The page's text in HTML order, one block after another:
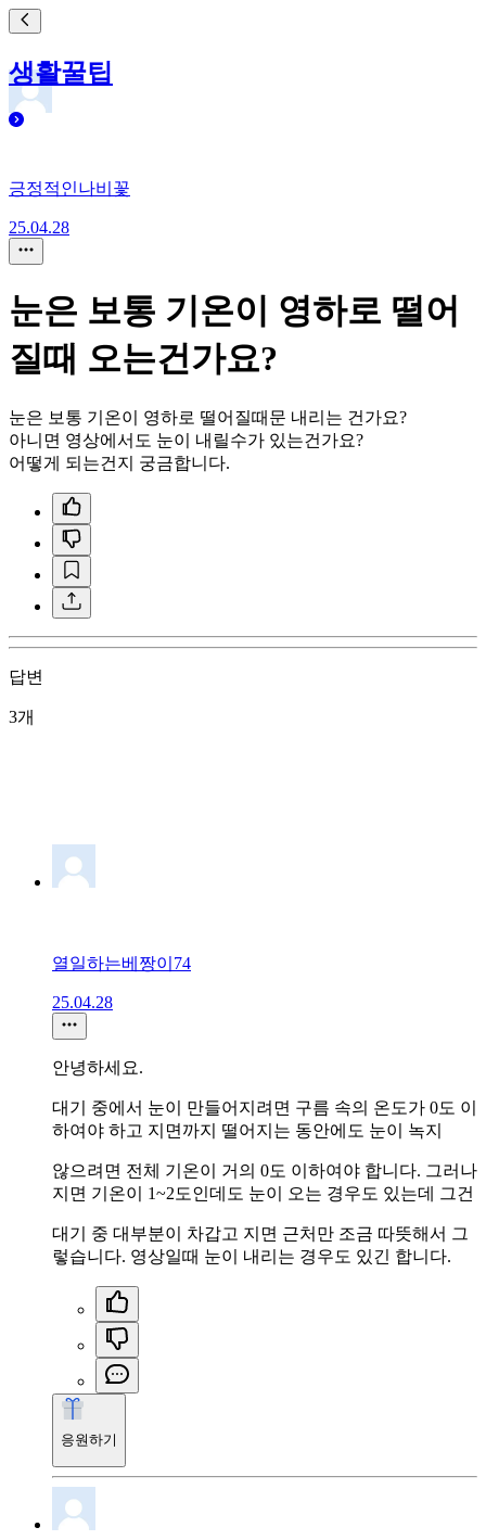
생활꿀팁
긍정적인나비꽃
25.04.28
눈은 보통 기온이 영하로 떨어
질때 오는건가요?
눈은 보통 기온이 영하로 떨어질때문 내리는 건가요?
아니면 영상에서도 눈이 내릴수가 있는건가요?
어떻게 되는건지 궁금합니다.
답변
3개
열일하는베짱이74
25.04.28
안녕하세요.
대기 중에서 눈이 만들어지려면 구름 속의 온도가 0도 이
하여야 하고 지면까지 떨어지는 동안에도 눈이 녹지
않으려면 전체 기온이 거의 0도 이하여야 합니다. 그러나
지면 기온이 1~2도인데도 눈이 오는 경우도 있는데 그건
대기 중 대부분이 차갑고 지면 근처만 조금 따뜻해서 그
렇습니다. 영상일때 눈이 내리는 경우도 있긴 합니다.
응원하기